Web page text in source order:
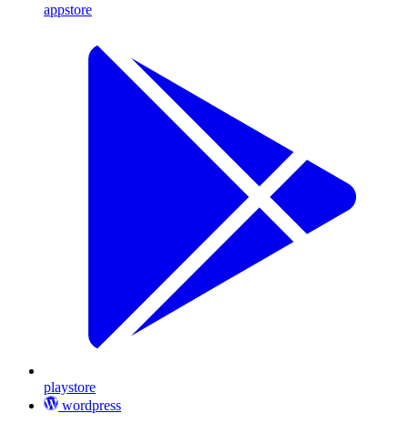
appstore
playstore
wordpress